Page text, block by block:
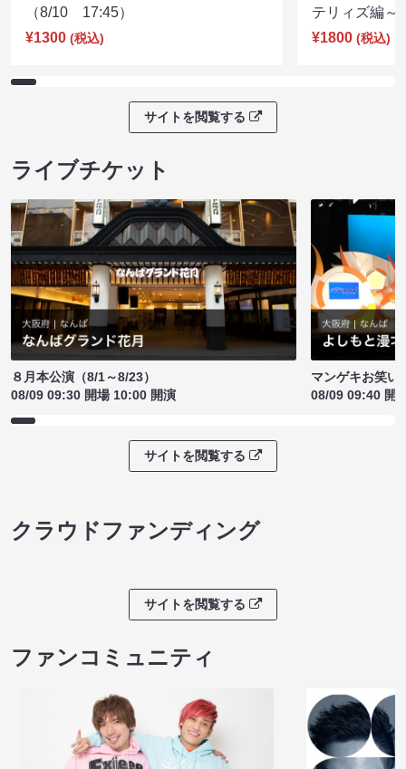
（8/10 17:45）
¥1300 (税込)
テリィズ編
¥1800 (税込)
サイトを閲覧する
ライブチケット
８月本公演（8/1～8/23）
08/09 09:30 開場 10:00 開演
マンゲキお笑い
08/09 09:40 開
サイトを閲覧する
クラウドファンディング
サイトを閲覧する
ファンコミュニティ